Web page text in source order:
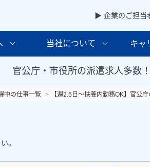
▶ 企業のご担当
当社について キャ
官公庁・市役所の派遣求人多数
中の仕事一覧 【週2.5日～扶養内勤務OK】官公
。